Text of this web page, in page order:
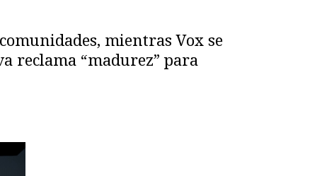
mientras Vox se
reclama “madurez” para